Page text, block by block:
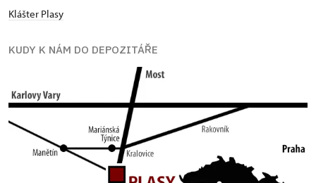
Klášter Plasy
KUDY K NÁM DO DEPOZITÁŘE